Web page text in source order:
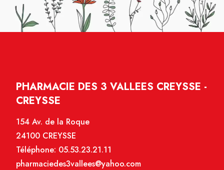
PHARMACIE DES 3 VALLEES CREYSSE -
CREYSSE
154 Av. de la Roque
24100 CREYSSE
Téléphone: 05.53.23.21.11
pharmaciedes3vallees@yahoo.com